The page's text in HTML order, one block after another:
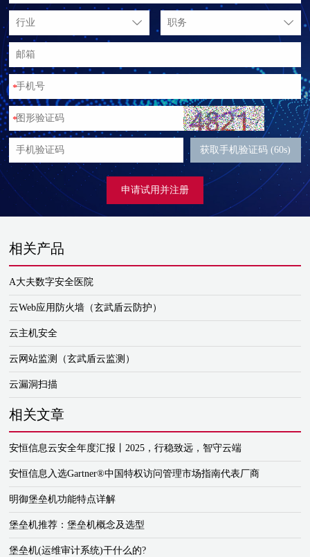
行业 职务
*
*
获取手机验证码 (60s)
申请试用并注册
相关产品
A大夫数字安全医院
云Web应用防火墙（玄武盾云防护）
云主机安全
云网站监测（玄武盾云监测）
云漏洞扫描
相关文章
安恒信息云安全年度汇报丨2025，行稳致远，智守云端
安恒信息入选Gartner®中国特权访问管理市场指南代表厂商
明御堡垒机功能特点详解
堡垒机推荐：堡垒机概念及选型
堡垒机(运维审计系统)干什么的?